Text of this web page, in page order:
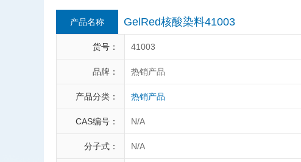
Berry & Associates
LGC Maine Standards
Abbexa AbD Serotec
产品名称 GelRed核酸染料41003
货号： 41003
品牌： 热销产品
产品分类： 热销产品
CAS编号： N/A
分子式： N/A